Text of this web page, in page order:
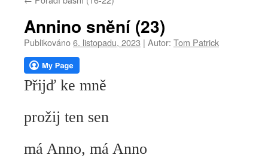
webu
Annino snění (23)
Publikováno6. listopadu, 2023 | Autor: Tom Patrick
Přijď ke mně
prožij ten sen
má Anno, má Anno